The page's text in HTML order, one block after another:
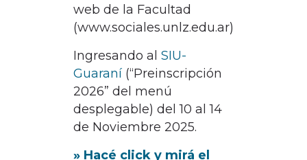
web de la Facultad
(www.sociales.unlz.edu.ar)
Ingresando al SIU-
Guaraní(“Preinscripción
2026” del menú
desplegable) del 10 al 14
de Noviembre 2025.
» Hacé click y mirá el